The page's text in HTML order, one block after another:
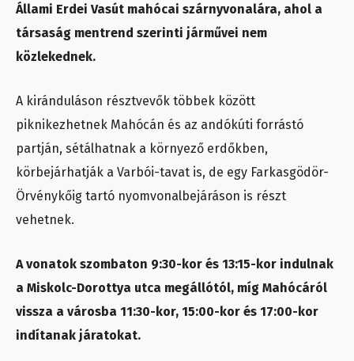
Állami Erdei Vasút mahócai szárnyvonalára, ahol a
társaság mentrend szerinti járművei nem
közlekednek.
A kiránduláson résztvevők többek között
piknikezhetnek Mahócán és az andókúti forrástó
partján, sétálhatnak a környező erdőkben,
körbejárhatják a Varbói-tavat is, de egy Farkasgödör-
Örvénykőig tartó nyomvonalbejáráson is részt
vehetnek.
A vonatok szombaton 9:30-kor és 13:15-kor indulnak
a Miskolc-Dorottya utca megállótól, míg Mahócáról
vissza a városba 11:30-kor, 15:00-kor és 17:00-kor
indítanak járatokat.